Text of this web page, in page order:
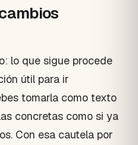
lo que sigue procede
útil para ir
tomarla como texto
concretas como si ya
Con esa cautela por